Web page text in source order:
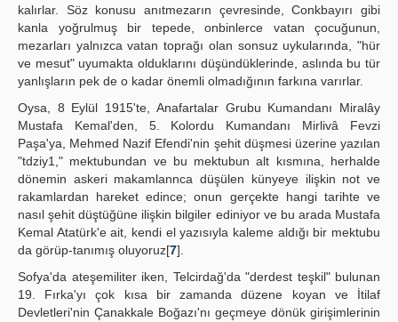
kalırlar. Söz konusu anıtmezarın çevresinde, Conkbayırı gibi
kanla yoğrulmuş bir tepede, onbinlerce vatan çocuğunun,
mezarları yalnızca vatan toprağı olan sonsuz uykularında, "hür
ve mesut" uyumakta olduklarını düşündüklerinde, aslında bu tür
yanlışların pek de o kadar önemli olmadığının farkına varırlar.
Oysa, 8 Eylül 1915'te, Anafartalar Grubu Kumandanı Miralây
Mustafa Kemal'den, 5. Kolordu Kumandanı Mirlivâ Fevzi
Paşa'ya, Mehmed Nazif Efendi'nin şehit düşmesi üzerine yazılan
"tdziy1," mektubundan ve bu mektubun alt kısmına, herhalde
dönemin askeri makamlannca düşülen künyeye ilişkin not ve
rakamlardan hareket edince; onun gerçekte hangi tarihte ve
nasıl şehit düştüğüne ilişkin bilgiler ediniyor ve bu arada Mustafa
Kemal Atatürk'e ait, kendi el yazısıyla kaleme aldığı bir mektubu
da görüp-tanımış oluyoruz[7].
Sofya'da ateşemiliter iken, Telcirdağ'da "derdest teşkil" bulunan
19. Fırka'yı çok kısa bir zamanda düzene koyan ve İtilaf
Devletleri'nin Çanakkale Boğazı'nı geçmeye dönük girişimlerinin